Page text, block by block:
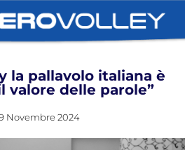
la pallavolo italiana è
valore delle parole”
Novembre 2024